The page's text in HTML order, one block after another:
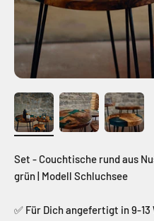
Set - Couchtische rund aus
grün | Modell Schluchsee
✅ Für Dich angefertigt in 9-13